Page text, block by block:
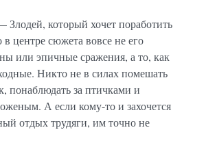
который хочет поработить
в центре сюжета вовсе не его
или эпичные сражения, а то, как
Никто не в силах помешать
понаблюдать за птичками и
А если кому-то и захочется
отдых трудяги, им точно не